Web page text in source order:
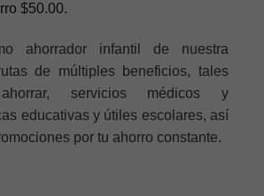
$50.00.
ahorrador infantil de nuestra
de múltiples beneficios, tales
servicios médicos y
educativas y útiles escolares, así
por tu ahorro constante.